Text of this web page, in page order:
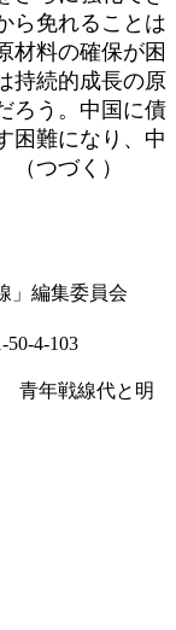
ら免れることは
材料の確保が困
持続的成長の原
ろう。中国に債
困難になり、中
つづく）
」編集委員会
50-4-103
年戦線代と明